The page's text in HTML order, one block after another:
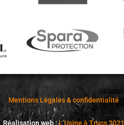
Mentions Légales & confidentialité
Réalisation web :L’Usine à Trucs 2021